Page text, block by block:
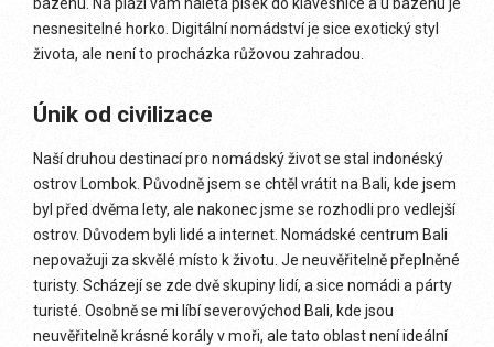
bazénu. Na pláži vám nalétá písek do klávesnice a u bazénu je
nesnesitelné horko. Digitální nomádství je sice exotický styl
života, ale není to procházka růžovou zahradou.
Únik od civilizace
Naší druhou destinací pro nomádský život se stal indonéský
ostrov Lombok. Původně jsem se chtěl vrátit na Bali, kde jsem
byl před dvěma lety, ale nakonec jsme se rozhodli pro vedlejší
ostrov. Důvodem byli lidé a internet. Nomádské centrum Bali
nepovažuji za skvělé místo k životu. Je neuvěřitelně přeplněné
turisty. Scházejí se zde dvě skupiny lidí, a sice nomádi a párty
turisté. Osobně se mi líbí severovýchod Bali, kde jsou
neuvěřitelně krásné korály v moři, ale tato oblast není ideální